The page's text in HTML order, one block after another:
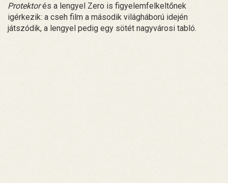
Protektorés a lengyel Zero is figyelemfelkeltőnek
igérkezik: a cseh film a második világháború idején
játszódik, a lengyel pedig egy sötét nagyvárosi tabló.